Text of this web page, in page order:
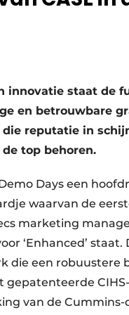
innovatie staat de
en betrouwbare
die reputatie in
top behoren.
Days een
waarvan de
marketing
‘Enhanced’ staat.
die een robuustere
van de